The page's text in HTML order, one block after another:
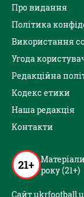
Про видання
Політика
Використання
Угода
Редакційна
Кодекс етики
Наша редакція
Контакти
21+ року (21+)
Сайт